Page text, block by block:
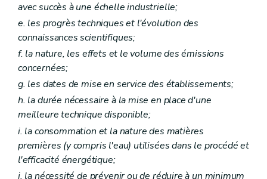
Art. 139
Art. 139bis
Art. 140
Art. 141
Art. 142
Art. 143
Art. 144
Art. 145
Art. 146
Art. 147
Art. 148
Art. 149
Art. 150
Art. 151
Art. 152
avec succès à une échelle industrielle;
e. les progrès techniques et l'évolution des
connaissances scientifiques;
f. la nature, les effets et le volume des émissions
concernées;
g. les dates de mise en service des établissements;
h. la durée nécessaire à la mise en place d'une
meilleure technique disponible;
i. la consommation et la nature des matières
premières (y compris l'eau) utilisées dans le procédé et
l'efficacité énergétique;
j. la nécessité de prévenir ou de réduire à un minimum